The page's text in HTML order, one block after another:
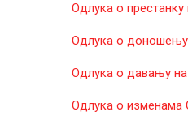
Одлука о
Одлукa о доношењу
Одлука о давању на
Одлука о изменама